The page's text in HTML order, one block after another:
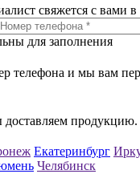
свяжется с вами
для заполнения
телефона и мы вам
продукцию.
Екатеринбург
Челябинск